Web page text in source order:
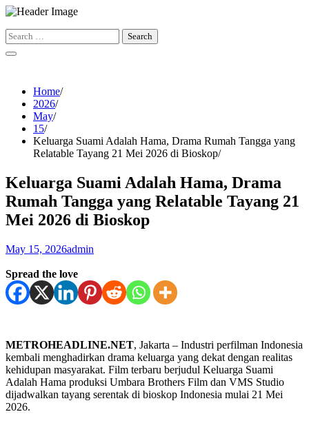
Skip
content
Search
for:
Home
2026
May
15
Keluarga Suami Adalah Hama, Drama Rumah Tangga yang
Relatable Tayang 21 Mei 2026 di Bioskop
Keluarga Suami Adalah Hama, Drama
Rumah Tangga yang Relatable Tayang 21
Mei 2026 di Bioskop
May 15, 2026admin
Spread the love
METROHEADLINE.NET, Jakarta – Industri perfilman Indonesia
kembali menghadirkan drama keluarga yang dekat dengan realitas
kehidupan masyarakat. Film terbaru berjudul Keluarga Suami
Adalah Hama produksi Umbara Brothers Film dan VMS Studio
dijadwalkan tayang serentak di bioskop Indonesia mulai 21 Mei
2026.